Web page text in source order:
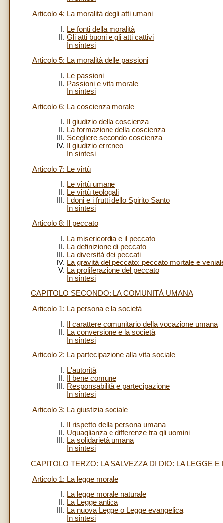
Articolo 4: La moralità degli atti umani
Le fonti della moralità
Gli atti buoni e gli atti cattivi
In sintesi
Articolo 5: La moralità delle passioni
Le passioni
Passioni e vita morale
In sintesi
Articolo 6: La coscienza morale
Il giudizio della coscienza
La formazione della coscienza
Scegliere secondo coscienza
Il giudizio erroneo
In sintesi
Articolo 7: Le virtù
Le virtù umane
Le virtù teologali
I doni e i frutti dello Spirito Santo
In sintesi
Articolo 8: Il peccato
La misericordia e il peccato
La definizione di peccato
La diversità dei peccati
La gravità del peccato: peccato mortale e
La proliferazione del peccato
In sintesi
CAPITOLO SECONDO: LA COMUNITÀ UMANA
Articolo 1: La persona e la società
Il carattere comunitario della vocazione umana
La conversione e la società
In sintesi
Articolo 2: La partecipazione alla vita sociale
L'autorità
Il bene comune
Responsabilità e partecipazione
In sintesi
Articolo 3: La giustizia sociale
Il rispetto della persona umana
Uguaglianza e differenze tra gli uomini
La solidarietà umana
In sintesi
CAPITOLO TERZO: LA SALVEZZA DI DIO: LA LEGGE E
Articolo 1: La legge morale
La legge morale naturale
La Legge antica
La nuova Legge o Legge evangelica
In sintesi